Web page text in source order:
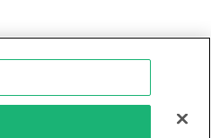
— ελέγξτε τις συνταγές.